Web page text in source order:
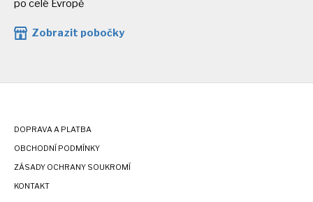
po celé Evropě
Zobrazit pobočky
DOPRAVA A PLATBA
OBCHODNÍ PODMÍNKY
ZÁSADY OCHRANY SOUKROMÍ
KONTAKT